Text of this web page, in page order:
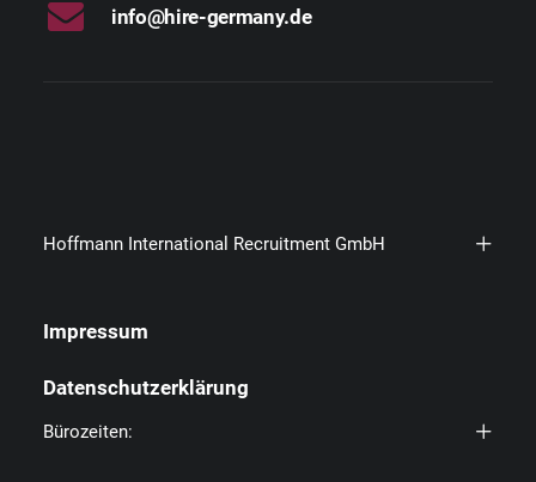
info@hire-germany.de
Hoffmann International Recruitment GmbH
Impressum
Datenschutzerklärung
Bürozeiten: